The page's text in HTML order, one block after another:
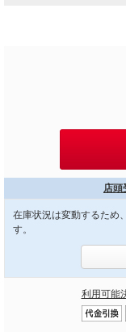
店頭
在庫状況は変動するため
す。
利用可能